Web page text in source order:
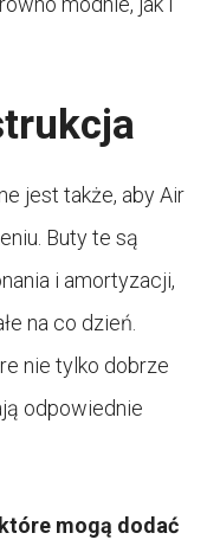
jest także, aby Air
Buty te są
i amortyzacji,
na co dzień.
nie tylko dobrze
odpowiednie
mogą dodać